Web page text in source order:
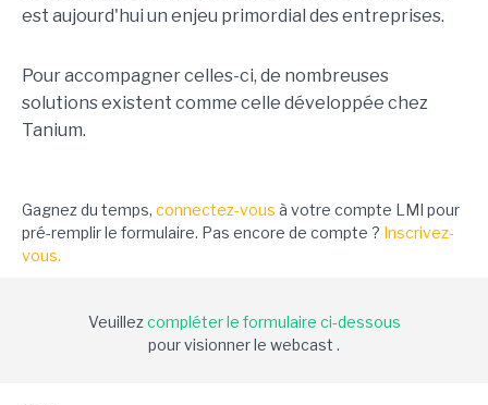
est aujourd'hui un enjeu primordial des entreprises.
Pour accompagner celles-ci, de nombreuses
solutions existent comme celle développée chez
Tanium.
Gagnez du temps, connectez-vous à votre compte LMI pour
pré-remplir le formulaire. Pas encore de compte ? Inscrivez-
vous.
Veuillezcompléter le formulaire ci-dessous
pour visionner le webcast .